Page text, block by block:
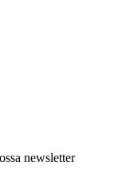
newsletter